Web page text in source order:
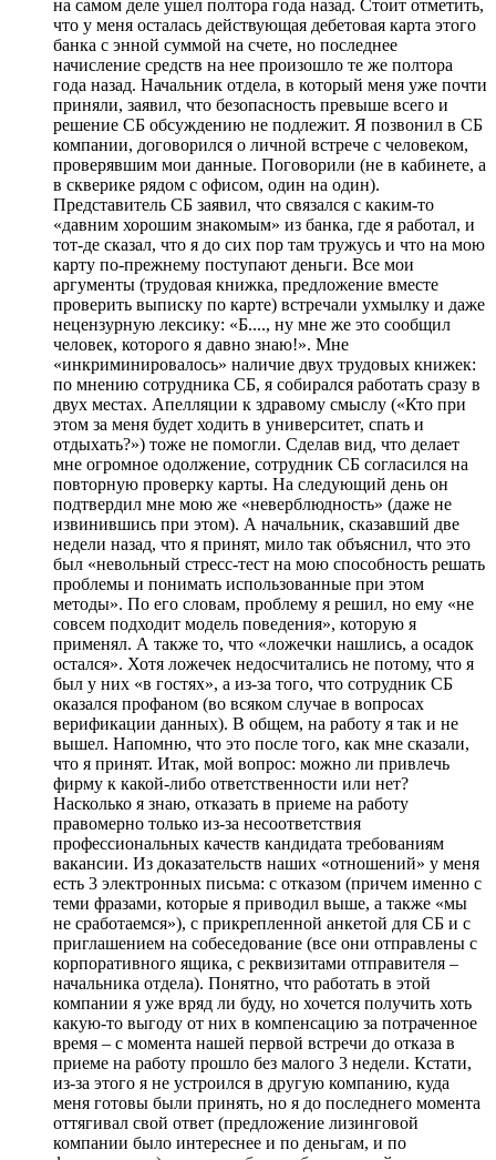
на самом деле ушел полтора года назад. Стоит отметить,
что у меня осталась действующая дебетовая карта этого
банка с энной суммой на счете, но последнее
начисление средств на нее произошло те же полтора
года назад. Начальник отдела, в который меня уже почти
приняли, заявил, что безопасность превыше всего и
решение СБ обсуждению не подлежит. Я позвонил в СБ
компании, договорился о личной встрече с человеком,
проверявшим мои данные. Поговорили (не в кабинете, а
в скверике рядом с офисом, один на один).
Представитель СБ заявил, что связался с каким-то
«давним хорошим знакомым» из банка, где я работал, и
тот-де сказал, что я до сих пор там тружусь и что на мою
карту по-прежнему поступают деньги. Все мои
аргументы (трудовая книжка, предложение вместе
проверить выписку по карте) встречали ухмылку и даже
нецензурную лексику: «Б...., ну мне же это сообщил
человек, которого я давно знаю!». Мне
«инкриминировалось» наличие двух трудовых книжек:
по мнению сотрудника СБ, я собирался работать сразу в
двух местах. Апелляции к здравому смыслу («Кто при
этом за меня будет ходить в университет, спать и
отдыхать?») тоже не помогли. Сделав вид, что делает
мне огромное одолжение, сотрудник СБ согласился на
повторную проверку карты. На следующий день он
подтвердил мне мою же «неверблюдность» (даже не
извинившись при этом). А начальник, сказавший две
недели назад, что я принят, мило так объяснил, что это
был «невольный стресс-тест на мою способность решать
проблемы и понимать использованные при этом
методы». По его словам, проблему я решил, но ему «не
совсем подходит модель поведения», которую я
применял. А также то, что «ложечки нашлись, а осадок
остался». Хотя ложечек недосчитались не потому, что я
был у них «в гостях», а из-за того, что сотрудник СБ
оказался профаном (во всяком случае в вопросах
верификации данных). В общем, на работу я так и не
вышел. Напомню, что это после того, как мне сказали,
что я принят. Итак, мой вопрос: можно ли привлечь
фирму к какой-либо ответственности или нет?
Насколько я знаю, отказать в приеме на работу
правомерно только из-за несоответствия
профессиональных качеств кандидата требованиям
вакансии. Из доказательств наших «отношений» у меня
есть 3 электронных письма: с отказом (причем именно с
теми фразами, которые я приводил выше, а также «мы
не сработаемся»), с прикрепленной анкетой для СБ и с
приглашением на собеседование (все они отправлены с
корпоративного ящика, с реквизитами отправителя –
начальника отдела). Понятно, что работать в этой
компании я уже вряд ли буду, но хочется получить хоть
какую-то выгоду от них в компенсацию за потраченное
время – с момента нашей первой встречи до отказа в
приеме на работу прошло без малого 3 недели. Кстати,
из-за этого я не устроился в другую компанию, куда
меня готовы были принять, но я до последнего момента
оттягивал свой ответ (предложение лизинговой
компании было интереснее и по деньгам, и по